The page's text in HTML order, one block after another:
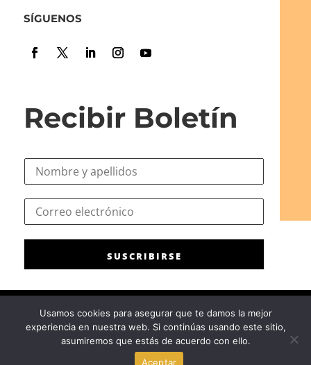
SÍGUENOS
Recibir Boletín
N
r
C
r
r
o
o
r
C
o
e
c
SUSCRIBIRSE
Consejo General de la Psicología de España|Privacidad|Aviso
Legal| Política de cookies
Usamos cookies para asegurar que te damos la mejor
experiencia en nuestra web. Si continúas usando este sitio,
asumiremos que estás de acuerdo con ello.
Aceptar